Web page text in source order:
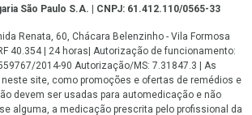
São Paulo S.A. | CNPJ: 61.412.110/0565-33
Renata, 60, Chácara Belenzinho - Vila Formosa
40.354 | 24 horas| Autorização de funcionamento:
2014-90 Autorização/MS: 7.31847.3 | As
site, como promoções e ofertas de remédios e
devem ser usadas para automedicação e não
alguma, a medicação prescrita pelo profissional da